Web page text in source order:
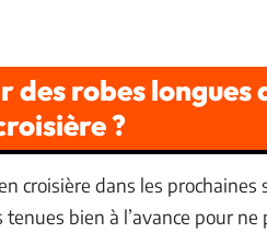
des robes
?
croisière dans les prochaines
tenues bien à l’avance pour